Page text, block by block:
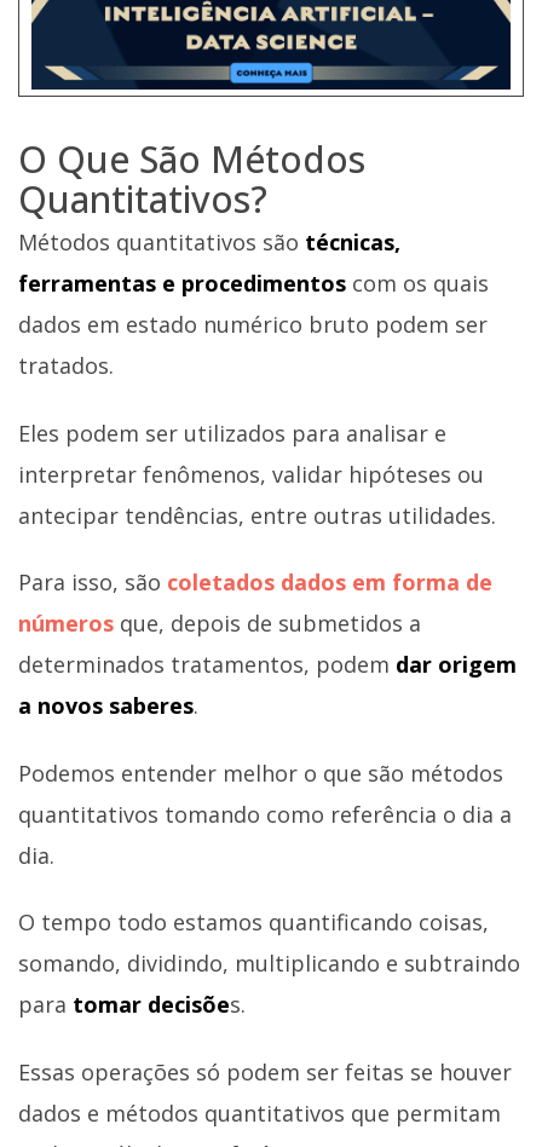
O Que São Métodos
Quantitativos?
Métodos quantitativos são técnicas,
ferramentas e procedimentos com os quais
dados em estado numérico bruto podem ser
tratados.
Eles podem ser utilizados para analisar e
interpretar fenômenos, validar hipóteses ou
antecipar tendências, entre outras utilidades.
Para isso, são coletados dados em forma de
números que, depois de submetidos a
determinados tratamentos, podem dar origem
a novos saberes.
Podemos entender melhor o que são métodos
quantitativos tomando como referência o dia a
dia.
O tempo todo estamos quantificando coisas,
somando, dividindo, multiplicando e subtraindo
para tomar decisões.
Essas operações só podem ser feitas se houver
dados e métodos quantitativos que permitam